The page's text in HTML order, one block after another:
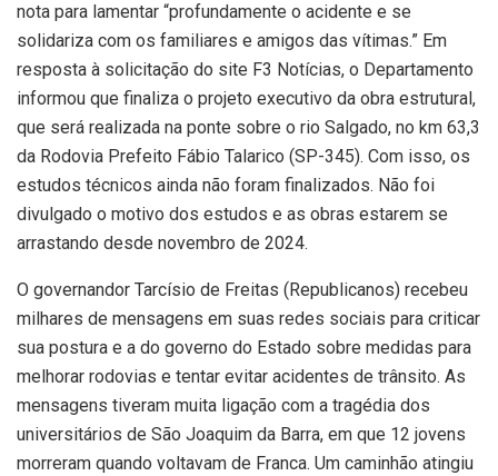
nota para lamentar “profundamente o acidente e se
solidariza com os familiares e amigos das vítimas.” Em
resposta à solicitação do site F3 Notícias, o Departamento
informou que finaliza o projeto executivo da obra estrutural,
que será realizada na ponte sobre o rio Salgado, no km 63,3
da Rodovia Prefeito Fábio Talarico (SP-345). Com isso, os
estudos técnicos ainda não foram finalizados. Não foi
divulgado o motivo dos estudos e as obras estarem se
arrastando desde novembro de 2024.
O governandor Tarcísio de Freitas (Republicanos) recebeu
milhares de mensagens em suas redes sociais para criticar
sua postura e a do governo do Estado sobre medidas para
melhorar rodovias e tentar evitar acidentes de trânsito. As
mensagens tiveram muita ligação com a tragédia dos
universitários de São Joaquim da Barra, em que 12 jovens
morreram quando voltavam de Franca. Um caminhão atingiu